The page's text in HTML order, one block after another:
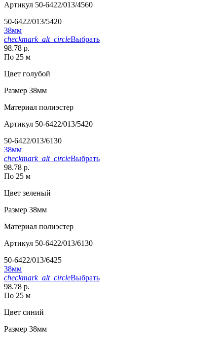
Артикул 50-6422/013/4560
50-6422/013/5420
38мм
checkmark_alt_circleВыбрать
98.78 р.
По 25 м
Цвет голубой
Размер 38мм
Материал полиэстер
Артикул 50-6422/013/5420
50-6422/013/6130
38мм
checkmark_alt_circleВыбрать
98.78 р.
По 25 м
Цвет зеленый
Размер 38мм
Материал полиэстер
Артикул 50-6422/013/6130
50-6422/013/6425
38мм
checkmark_alt_circleВыбрать
98.78 р.
По 25 м
Цвет синий
Размер 38мм